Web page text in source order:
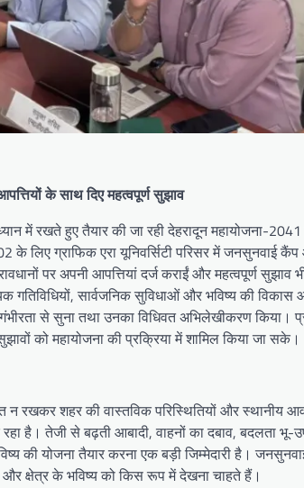
के साथ दिए महत्वपूर्ण सुझाव
में रखते हुए तैयार की जा रही देहरादून महायोजना-
के लिए ग्राफिक एरा यूनिवर्सिटी परिसर में जनसुनवाई
पर अपनी आपत्तियां दर्ज कराईं और महत्वपूर्ण
गतिविधियों, सार्वजनिक सुविधाओं और भविष्य की
से सुना तथा उनका विधिवत अभिलेखीकरण किया।
को महायोजना की प्रक्रिया में शामिल किया जा सके।
न रखकर शहर की वास्तविक परिस्थितियों और स्थानीय
है। तेजी से बढ़ती आबादी, वाहनों का दबाव, बदलता भू-
की योजना तैयार करना एक बड़ी जिम्मेदारी है।
क्षेत्र के भविष्य को किस रूप में देखना चाहते हैं।